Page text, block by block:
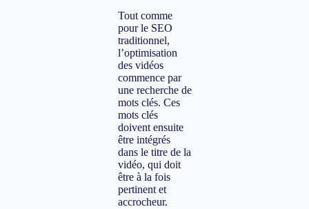
Tout comme
pour le SEO
traditionnel,
l’optimisation
des vidéos
commence par
une recherche de
mots clés. Ces
mots clés
doivent ensuite
être intégrés
dans le titre de la
vidéo, qui doit
être à la fois
pertinent et
accrocheur.